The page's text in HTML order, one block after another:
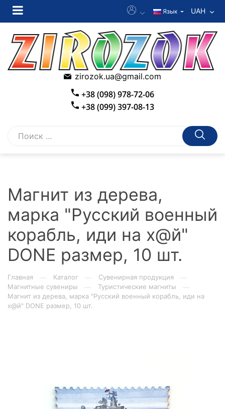
Язык UAH
zirozok.ua@gmail.com
+38 (098) 978-72-06
+38 (099) 397-08-13
Магнит из дерева,
марка "Русский военный
корабль, иди на х@й"
DONE размер, 10 шт.
Главная Каталог Сувенирная продукция
Магнитные сувениры
Туристические магниты
Магнит из дерева, марка "Русский военный корабль, иди на
х@й" DONE размер, 10 шт.